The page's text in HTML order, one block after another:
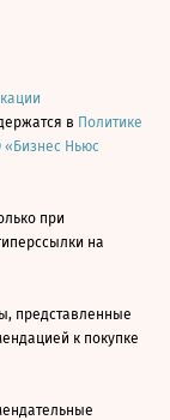
в Политике
Ньюс
при
на
представленные
к покупке